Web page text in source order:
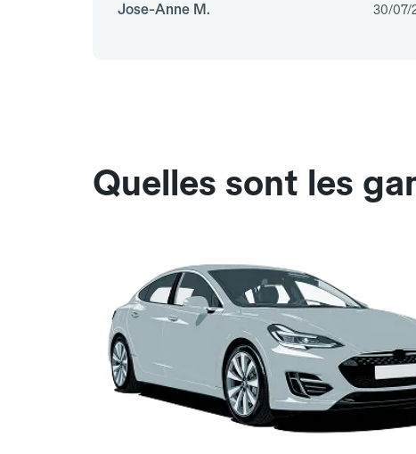
Jose-Anne M. 30/07/
Quelles sont les